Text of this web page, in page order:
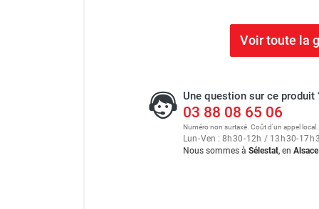
Voir toute la
Une question sur ce produit
03 88 08 65 06
Numéro non surtaxé. Coût d'un appel local.
Lun-Ven : 8 h30-12h / 13 h30-17 h
Nous sommes à Sélestat, en Alsace